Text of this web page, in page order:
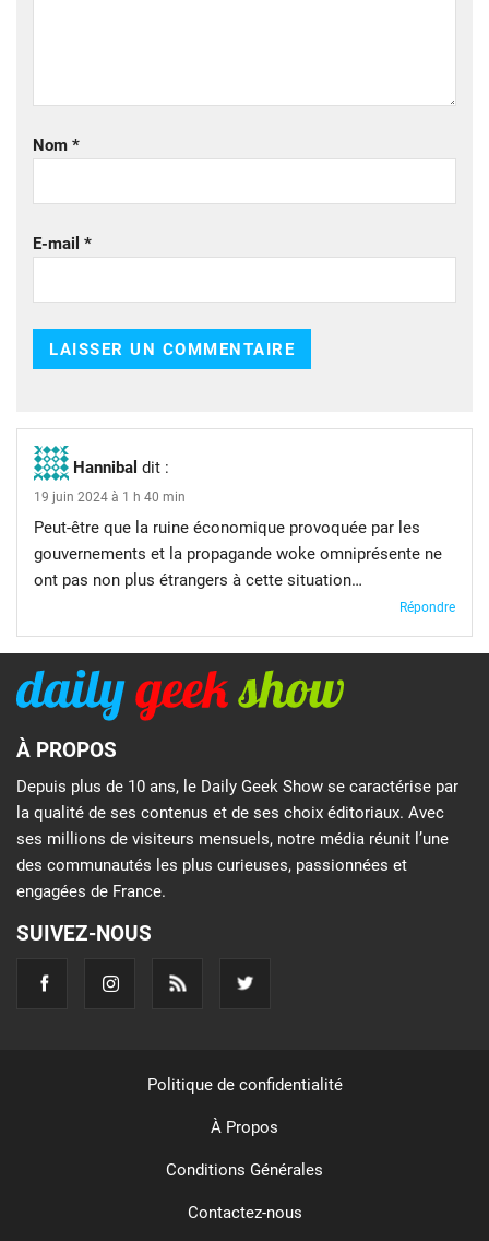
Nom *
E-mail *
Hannibal dit :
19 juin 2024 à 1 h 40 min
Peut-être que la ruine économique provoquée par les
gouvernements et la propagande woke omniprésente ne
ont pas non plus étrangers à cette situation…
Répondre
À PROPOS
Depuis plus de 10 ans, le Daily Geek Show se caractérise par
la qualité de ses contenus et de ses choix éditoriaux. Avec
ses millions de visiteurs mensuels, notre média réunit l’une
des communautés les plus curieuses, passionnées et
engagées de France.
SUIVEZ-NOUS
Politique de confidentialité
À Propos
Conditions Générales
Contactez-nous